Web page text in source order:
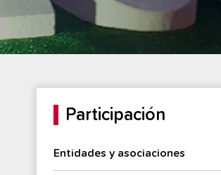
Participación
Entidades y asociaciones